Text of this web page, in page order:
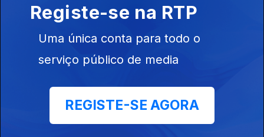
Pelicano
Registe-se na RTP
Uma única conta para todo o
serviço público de media
REGISTE-SE AGORA